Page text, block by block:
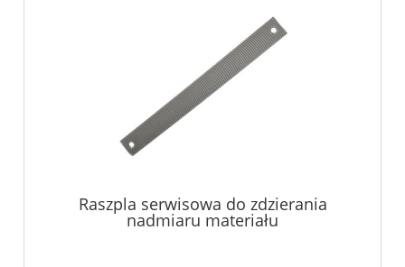
Raszpla serwisowa do zdzierania
nadmiaru materiału